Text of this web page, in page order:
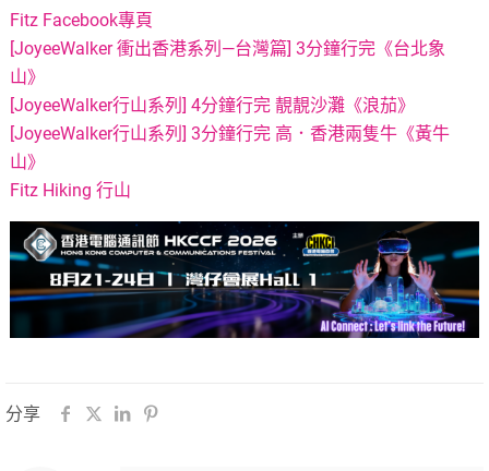
Fitz Facebook專頁
[JoyeeWalker 衝出香港系列—台灣篇] 3分鐘行完《台北象
山》
[JoyeeWalker行山系列] 4分鐘行完 靚靚沙灘《浪茄》
[JoyeeWalker行山系列] 3分鐘行完 高．香港兩隻牛《黃牛
山》
Fitz Hiking 行山
分享